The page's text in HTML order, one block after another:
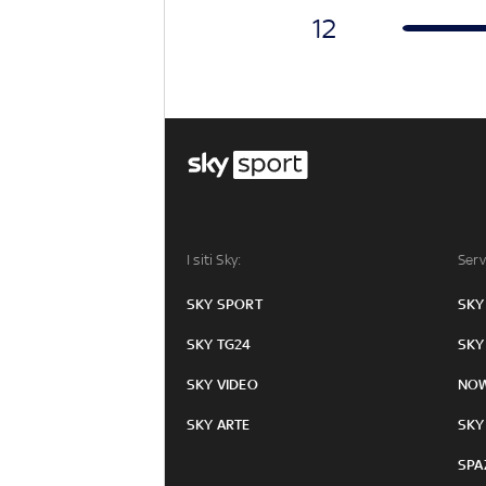
12
I siti Sky:
SKY SPORT
SKY TG24
SKY VIDEO
SKY ARTE